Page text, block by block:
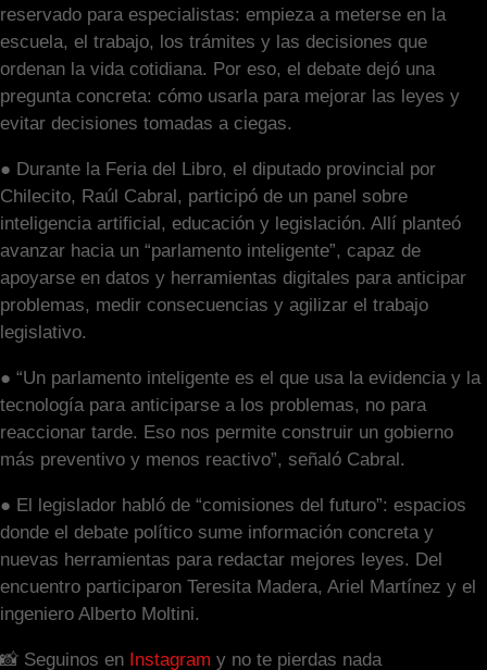
reservado para especialistas: empieza a meterse en la
escuela, el trabajo, los trámites y las decisiones que
ordenan la vida cotidiana. Por eso, el debate dejó una
pregunta concreta: cómo usarla para mejorar las leyes y
evitar decisiones tomadas a ciegas.
● Durante la Feria del Libro, el diputado provincial por
Chilecito, Raúl Cabral, participó de un panel sobre
inteligencia artificial, educación y legislación. Allí planteó
avanzar hacia un “parlamento inteligente”, capaz de
apoyarse en datos y herramientas digitales para anticipar
problemas, medir consecuencias y agilizar el trabajo
legislativo.
● “Un parlamento inteligente es el que usa la evidencia y la
tecnología para anticiparse a los problemas, no para
reaccionar tarde. Eso nos permite construir un gobierno
más preventivo y menos reactivo”, señaló Cabral.
● El legislador habló de “comisiones del futuro”: espacios
donde el debate político sume información concreta y
nuevas herramientas para redactar mejores leyes. Del
encuentro participaron Teresita Madera, Ariel Martínez y el
ingeniero Alberto Moltini.
📸 Seguinos en Instagram y no te pierdas nada